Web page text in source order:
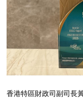
香港特區財政司副司長